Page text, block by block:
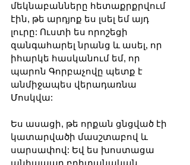
մեկնաբանները հետաքրքրվում
էին, թե արդյոք ես լսել եմ այդ
լուրը: Ուստի ես որոշեցի
զանգահարել նրանց և ասել, որ
իհարկե հասկանում եմ, որ
պարոն Գորբաչովը պետք է
անմիջապես վերադառնա
Մոսկվա:
Ես ասացի, թե որքան ցնցված էի
կատարվածի մասշտաբով և
սարսափով: Եվ ես խոստացա